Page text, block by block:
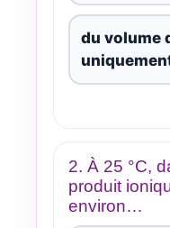
du volume
2. À 25 °C,
produit
environ…